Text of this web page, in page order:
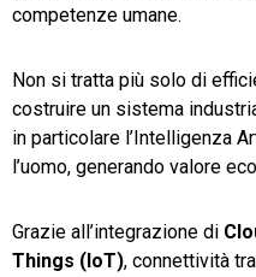
competenze umane.
Non si tratta più solo di
costruire un sistema
in particolare l’Intelligenza
l’uomo, generando valore
Grazie all’integrazione di
Things (IoT), connettività